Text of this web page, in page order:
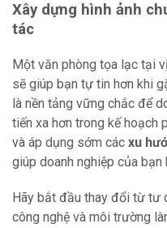
Xây dựng hình ảnh
tác
Một văn phòng tọa lạc tại
sẽ giúp bạn tự tin hơn khi
là nền tảng vững chắc để
tiến xa hơn trong kế hoạch
và áp dụng sớm các xu
giúp doanh nghiệp của
Hãy bắt đầu thay đổi từ tư
công nghệ và môi trường